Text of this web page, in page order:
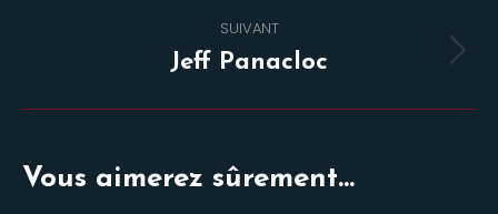
SUIVANT
Projets
Jeff Panacloc
Vous aimerez sûrement...